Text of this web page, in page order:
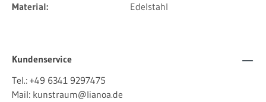
Material:
Edelstahl
Kundenservice
Tel.: +49 6341 9297475
Mail: kunstraum@lianoa.de